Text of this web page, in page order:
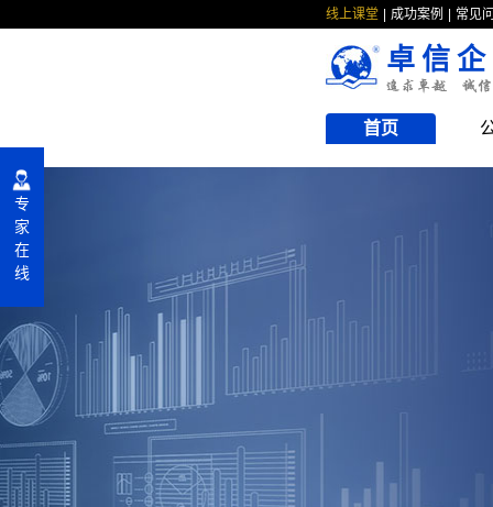
线上课堂 成功案例 常见
卓信
首页
专
家
在
线